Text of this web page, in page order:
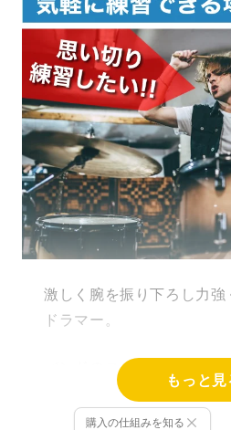
激しく腕を振り下ろし力
ドラマー。
バンドのステージで派手に
るアグレッシブな姿はカ
もっと見
購入の仕組みを知る